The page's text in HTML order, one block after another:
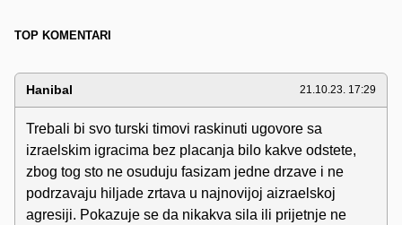
TOP KOMENTARI
Hanibal 21.10.23. 17:29
Trebali bi svo turski timovi raskinuti ugovore sa
izraelskim igracima bez placanja bilo kakve odstete,
zbog tog sto ne osuduju fasizam jedne drzave i ne
podrzavaju hiljade zrtava u najnovijoj aizraelskoj
agresiji. Pokazuje se da nikakva sila ili prijetnje ne